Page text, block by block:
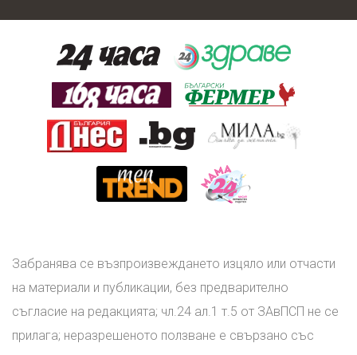
Забранява се възпроизвеждането изцяло или отчасти
на материали и публикации, без предварително
съгласие на редакцията; чл.24 ал.1 т.5 от ЗАвПСП не се
прилага; неразрешеното ползване е свързано със